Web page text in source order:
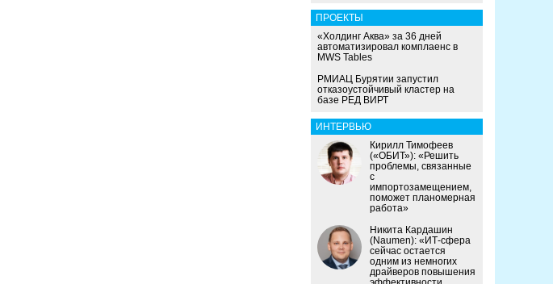
ПРОЕКТЫ
«Холдинг Аква» за 36 дней
автоматизировал комплаенс в
MWS Tables
РМИАЦ Бурятии запустил
отказоустойчивый кластер на
базе РЕД ВИРТ
ИНТЕРВЬЮ
Кирилл Тимофеев
(«ОБИТ»): «Решить
проблемы, связанные
с
импортозамещением,
поможет планомерная
работа»
Никита Кардашин
(Naumen): «ИТ-сфера
сейчас остается
одним из немногих
драйверов повышения